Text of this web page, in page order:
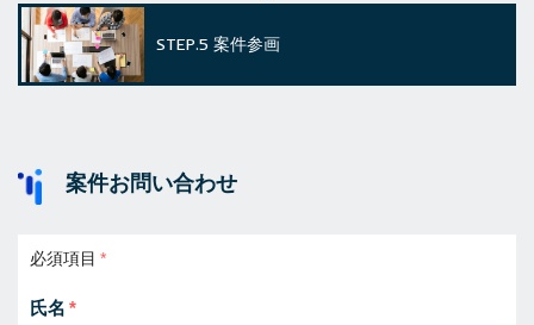
STEP.5 案件参画
案件お問い合わせ
必須項目
氏名